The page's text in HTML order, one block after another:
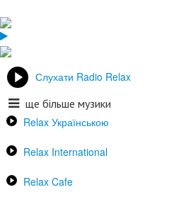
Слухати Radio Relax
ще більше музики
Relax Українською
Relax International
Relax Cafe